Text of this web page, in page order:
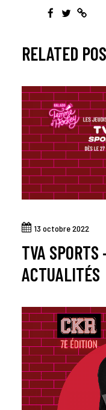
RELATED
13 octobre 2022
TVA SPORTS
ACTUALITÉS